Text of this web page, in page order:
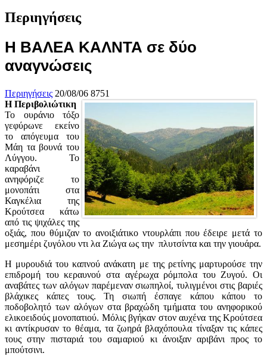
Περιηγήσεις
Η ΒΑΛΕΑ ΚΑΛΝΤΑ σε δύο
αναγνώσεις
Περιηγήσεις 20/08/06 8751
Η Περιβολιώτικη
Το ουράνιο τόξο
γεφύρωνε εκείνο
το απόγευμα του
Μάη τα βουνά του
Λύγγου. Το
καραβάνι
ανηφόριζε το
μονοπάτι στα
Καγκέλια της
Κρούτσεα κάτω
από τις ψιχάλες της
οξιάς, που θύμιζαν το ανοιξιάτικο ντουρλάπι που έδειρε μετά το
μεσημέρι ζυγόλου ντι λα Ζιώγα ως την πλυτσίντα και την γιουάρα.
Η μυρουδιά του καπνού ανάκατη με της ρετίνης μαρτυρούσε την
επιδρομή του κεραυνού στα αγέρωχα ρόμπολα του Ζυγού. Οι
αναβάτες των αλόγων παρέμεναν σιωπηλοί, τυλιγμένοι στις βαριές
βλάχικες κάπες τους. Τη σιωπή έσπαγε κάπου κάπου το
ποδοβολητό των αλόγων στα βραχώδη τμήματα του ανηφορικού
ελικοειδούς μονοπατιού. Μόλις βγήκαν στον αυχένα της Κρούτσεα
κι αντίκρυσαν το θέαμα, τα ζωηρά βλαχόπουλα τίναξαν τις κάπες
τους στην πισταριά του σαμαριού κι άνοιξαν αριβάνι προς το
μπούτσινι.